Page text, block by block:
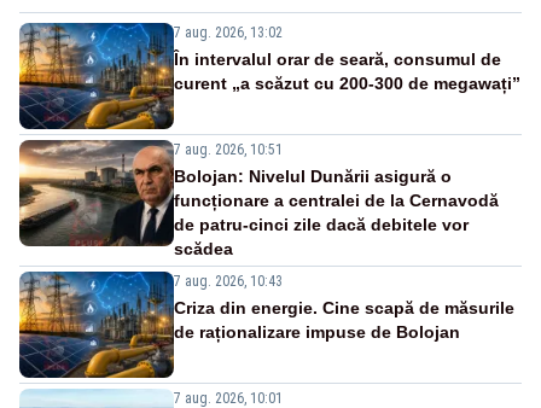
7 aug. 2026, 13:02
În intervalul orar de seară, consumul de
curent „a scăzut cu 200-300 de megawați”
7 aug. 2026, 10:51
Bolojan: Nivelul Dunării asigură o
funcționare a centralei de la Cernavodă
de patru-cinci zile dacă debitele vor
scădea
7 aug. 2026, 10:43
Criza din energie. Cine scapă de măsurile
de raționalizare impuse de Bolojan
7 aug. 2026, 10:01